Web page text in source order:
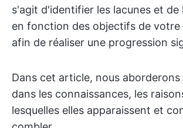
s'agit d'identifier les lacunes et de
en fonction des objectifs de votre
afin de réaliser une progression
Dans cet article, nous aborderons
dans les connaissances, les
lesquelles elles apparaissent et